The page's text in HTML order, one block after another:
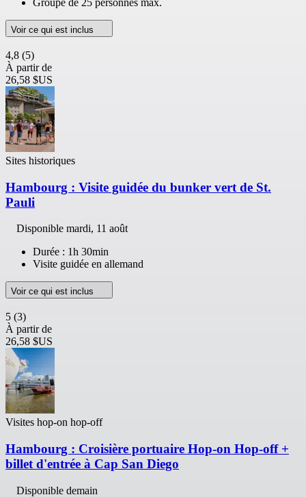
Groupe de 25 personnes max.
Voir ce qui est inclus
4,8 (5)
À partir de
26,58 $US
Sites historiques
Hambourg : Visite guidée du bunker vert de St.
Pauli
Disponible mardi, 11 août
Durée : 1h 30min
Visite guidée en allemand
Voir ce qui est inclus
5 (3)
À partir de
26,58 $US
Visites hop-on hop-off
Hambourg : Croisière portuaire Hop-on Hop-off +
billet d'entrée à Cap San Diego
Disponible demain